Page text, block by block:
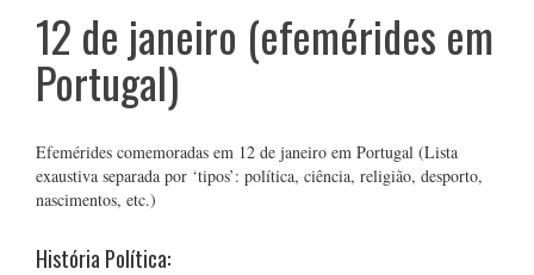
12 de janeiro (efemérides em
Portugal)
Efemérides comemoradas em 12 de janeiro em Portugal (Lista
exaustiva separada por ‘tipos’: política, ciência, religião, desporto,
nascimentos, etc.)
História Política: